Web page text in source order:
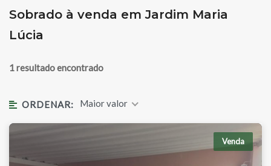
Sobrado à venda em Jardim Maria
Lúcia
1 resultado encontrado
ORDENAR: Maior valor
Venda